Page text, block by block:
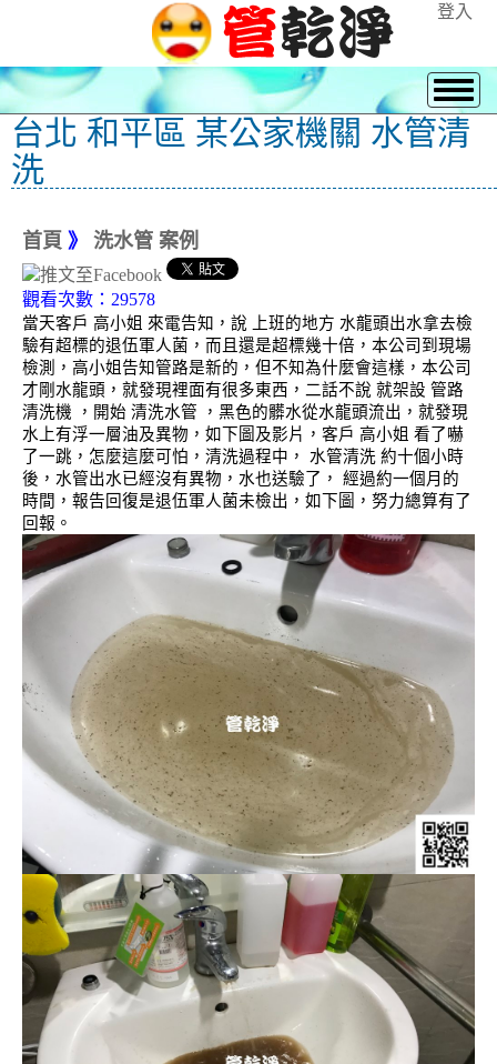
登入
台北 和平區 某公家機關 水管清
洗
首頁 》 洗水管 案例
觀看次數：29578
當天客戶 高小姐 來電告知，說 上班的地方 水龍頭出水拿去檢
驗有超標的退伍軍人菌，而且還是超標幾十倍，本公司到現場
檢測，高小姐告知管路是新的，但不知為什麼會這樣，本公司
才剛水龍頭，就發現裡面有很多東西，二話不說 就架設 管路
清洗機 ，開始 清洗水管 ，黑色的髒水從水龍頭流出，就發現
水上有浮一層油及異物，如下圖及影片，客戶 高小姐 看了嚇
了一跳，怎麼這麼可怕，清洗過程中， 水管清洗 約十個小時
後，水管出水已經沒有異物，水也送驗了， 經過約一個月的
時間，報告回復是退伍軍人菌未檢出，如下圖，努力總算有了
回報。